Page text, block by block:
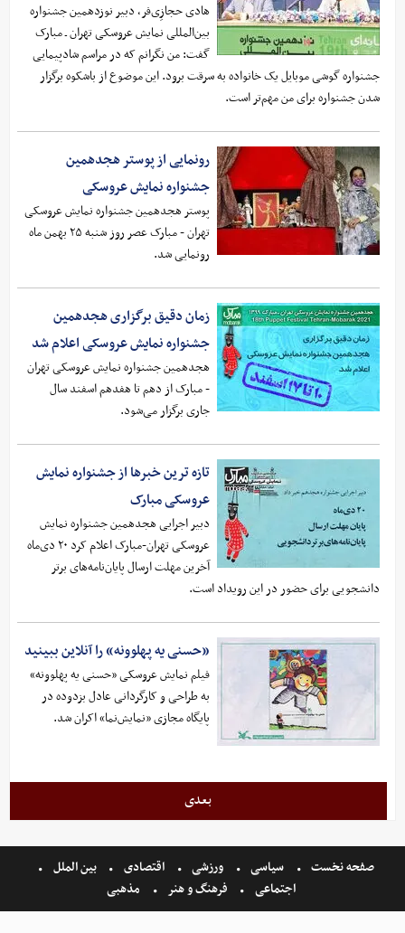
هادی حجازِی‌فر، دبیر نوزدهمین جشنواره
بین‌المللی نمایش عروسکی تهران ـ مبارک
گفت: من نگرانم که در مراسم شادپیمایی
جشنواره گوشی موبایل یک خانواده به سرقت برود. این موضوع از باشکوه برگزار
شدن جشنواره برای من مهم‌تر است.
رونمایی از پوستر هجدهمین
جشنواره نمایش عروسکی
پوستر هجدهمین جشنواره نمایش عروسکی
تهران - مبارک عصر روز شنبه ۲۵ بهمن ماه
رونمایی شد.
زمان دقیق برگزاری هجدهمین
جشنواره نمایش عروسکی اعلام شد
هجدهمین جشنواره نمایش عروسکی تهران
- مبارک از دهم تا هفدهم اسفند سال
جاری برگزار می‌شود.
تازه ترین خبرها از جشنواره نمایش
عروسکی مبارک
دبیر اجرایی هجدهمین جشنواره نمایش
عروسکی تهران-مبارک اعلام کرد ۲۰ دی‌ماه
آخرین مهلت ارسال پایان‌نامه‌های برتر
دانشجویی برای حضور در این رویداد است.
«حسنی یه پهلوونه» را آنلاین ببینید
فیلم نمایش‌ عروسکی «حسنی یه پهلوونه»
به طراحی و کارگردانی عادل بزدوده در
پایگاه مجازی «نمایش‌نما» اکران شد.
بعدی
صفحه نخست سیاسی ورزشی اقتصادی
بین الملل
اجتماعی
فرهنگ و هنر مذهبی